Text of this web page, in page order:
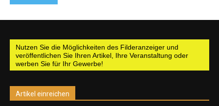
Nutzen Sie die Möglichkeiten des Filderanzeiger und
veröffentlichen Sie Ihren Artikel, Ihre Veranstaltung oder
werben Sie für Ihr Gewerbe!
Artikel einreichen